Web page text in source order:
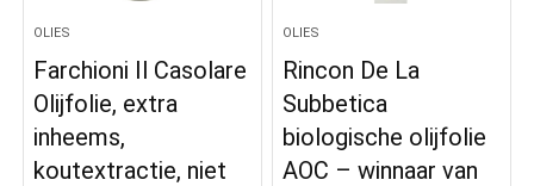
OLIES
Farchioni Il Casolare
Olijfolie, extra
inheems,
koutextractie, niet
OLIES
Rincon De La
Subbetica
biologische olijfolie
AOC – winnaar van